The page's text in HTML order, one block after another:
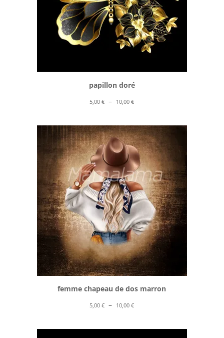
papillon doré
5,00€ – 10,00€Plage
prix :
5,00 €
à
10,00 €
femme chapeau de dos marron
5,00€ – 10,00€Plage
prix :